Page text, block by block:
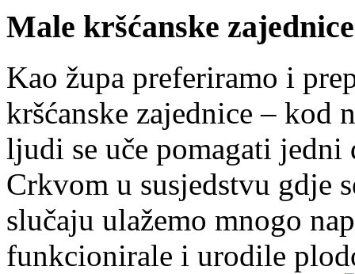
Male kršćanske zajednice
Kao župa preferiramo i
kršćanske zajednice – kod
ljudi se uče pomagati
Crkvom u susjedstvu gdje
slučaju ulažemo mnogo
funkcionirale i urodile